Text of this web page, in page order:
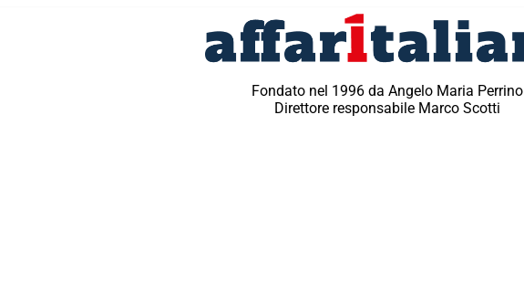
Fondato nel 1996 da Angelo Maria Perrino
Direttore responsabile Marco Scotti